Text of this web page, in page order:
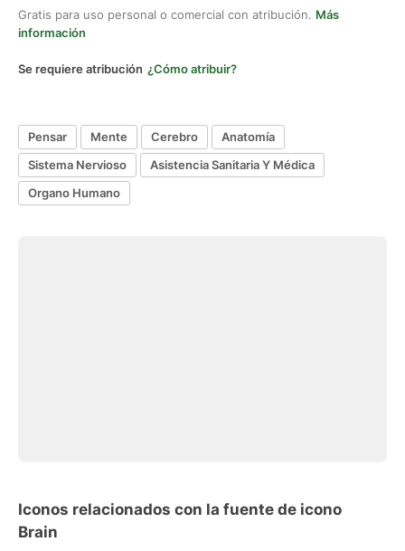
Gratis para uso personal o comercial con atribución. Más
información
Se requiere atribución ¿Cómo atribuir?
Pensar Mente Cerebro
Anatomía
Sistema Nervioso
Asistencia Sanitaria Y Médica
Organo Humano
Iconos relacionados con la fuente de icono
Brain